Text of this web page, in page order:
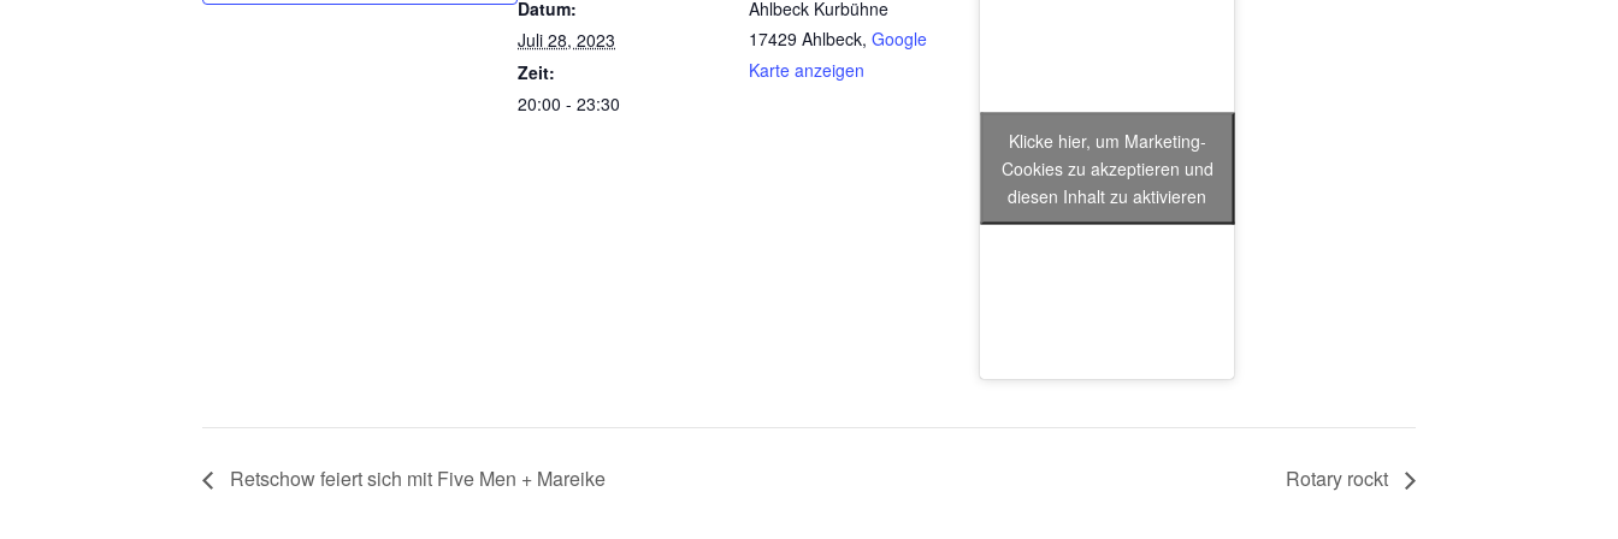
Datum:
Juli 28, 2023
Zeit:
20:00 - 23:30
Ahlbeck Kurbühne
17429 Ahlbeck, Google
Karte anzeigen
Klicke hier, um Marketing-
Cookies zu akzeptieren und
diesen Inhalt zu aktivieren
Retschow feiert sich mit Five Men + Mareike Rotary rockt